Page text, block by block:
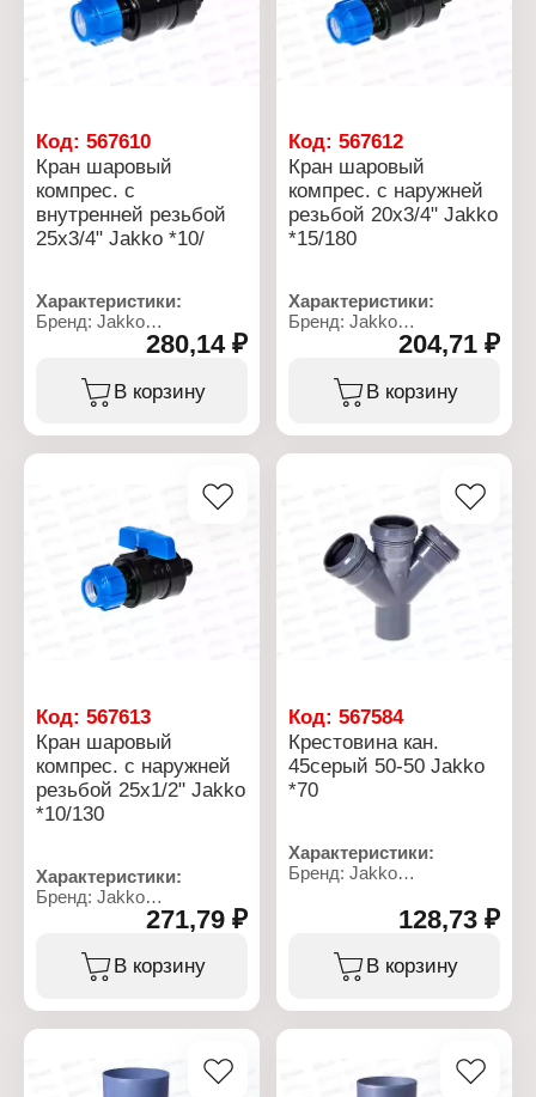
Код: 567610
Кран шаровый
компрес. с
внутренней резьбой
25x3/4" Jakko *10/
Характеристики:
Бренд: Jakko
Артикул: 704019704T
Тип: компрессионный
Вид: шаровый
Материал: полиэтилен
Тип вентиля: ручка
Вид ручки: прямая
280,14 ₽
В корзину
Код:567612
Кран шаровый
компрес. с наружней
резьбой 20x3/4" Jakko
*15/180
Характеристики:
Бренд: Jakko
Артикул: 704019711T
Тип: компрессионный
Вид: шаровый
Материал: полиэтилен
Тип вентиля: ручка
Вид ручки: прямая
204,71 ₽
В корзину
Код: 567613
Кран шаровый
компрес. с наружней
резьбой 25x1/2" Jakko
*10/130
Характеристики:
Бренд: Jakko
Артикул: 704019712T
Тип: компрессионный
Вид: шаровый
Материал: полиэтилен
низкого давления
271,79 ₽
В корзину
Код:567584
Крестовина кан.
45серый 50-50 Jakko
*70
Характеристики:
Бренд: Jakko
канализационная
Тип крестовины:
одноплоскостная
50х50х50 мм
Материал: полипропилен
Угол: 45 градусов
128,73 ₽
В корзину